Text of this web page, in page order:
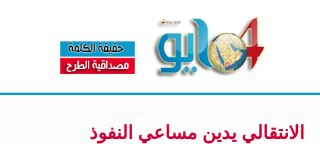
الانتقالي يدين مساعي النفوذ